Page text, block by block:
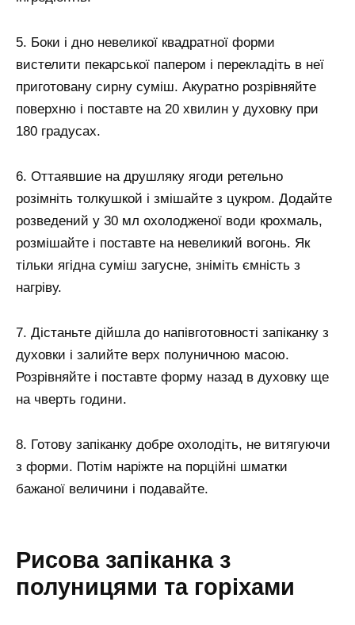
5. Боки і дно невеликої квадратної форми
вистелити пекарської папером і перекладіть в неї
приготовану сирну суміш. Акуратно розрівняйте
поверхню і поставте на 20 хвилин у духовку при
180 градусах.
6. Оттаявшие на друшляку ягоди ретельно
розімніть толкушкой і змішайте з цукром. Додайте
розведений у 30 мл охолодженої води крохмаль,
розмішайте і поставте на невеликий вогонь. Як
тільки ягідна суміш загусне, зніміть ємність з
нагріву.
7. Дістаньте дійшла до напівготовності запіканку з
духовки і залийте верх полуничною масою.
Розрівняйте і поставте форму назад в духовку ще
на чверть години.
8. Готову запіканку добре охолодіть, не витягуючи
з форми. Потім наріжте на порційні шматки
бажаної величини і подавайте.
Рисова запіканка з
полуницями та горіхами